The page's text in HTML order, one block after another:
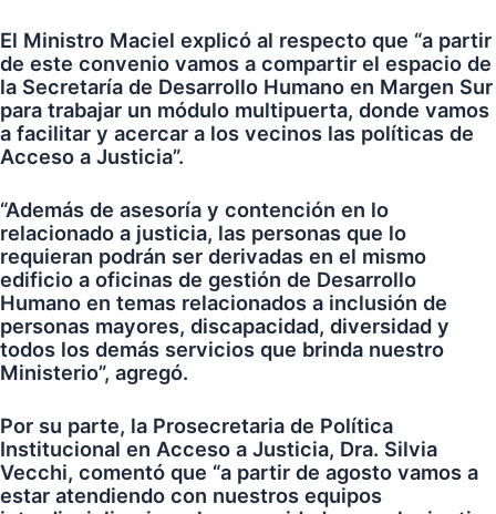
El Ministro Maciel explicó al respecto que “a partir
de este convenio vamos a compartir el espacio de
la Secretaría de Desarrollo Humano en Margen Sur
para trabajar un módulo multipuerta, donde vamos
a facilitar y acercar a los vecinos las políticas de
Acceso a Justicia”.
“Además de asesoría y contención en lo
relacionado a justicia, las personas que lo
requieran podrán ser derivadas en el mismo
edificio a oficinas de gestión de Desarrollo
Humano en temas relacionados a inclusión de
personas mayores, discapacidad, diversidad y
todos los demás servicios que brinda nuestro
Ministerio”, agregó.
Por su parte, la Prosecretaria de Política
Institucional en Acceso a Justicia, Dra. Silvia
Vecchi, comentó que “a partir de agosto vamos a
estar atendiendo con nuestros equipos